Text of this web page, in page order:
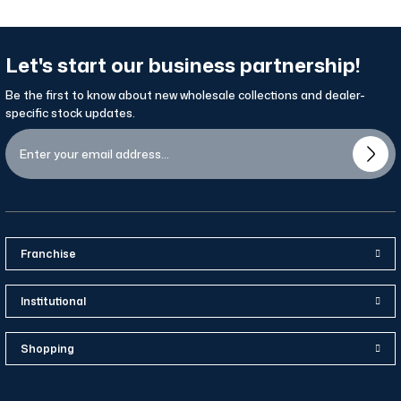
Let's start our business partnership!
Be the first to know about new wholesale collections and dealer-
specific stock updates.
Franchise
Institutional
Shopping